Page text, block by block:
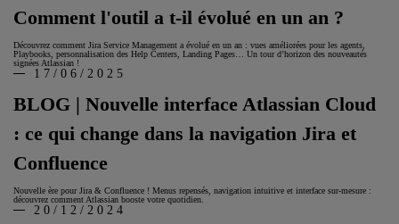
Comment l'outil a t-il évolué en un an ?
Découvrez comment Jira Service Management a évolué en un an : vues améliorées pour les agents,
Playbooks, personnalisation des Help Centers, Landing Pages… Un tour d’horizon des nouveautés
signées Atlassian !
BLOG | Nouvelle interface Atlassian Cloud
: ce qui change dans la navigation Jira et
Confluence
17/06/2025
Nouvelle ère pour Jira & Confluence ! Menus repensés, navigation intuitive et interface sur-mesure :
découvrez comment Atlassian booste votre quotidien.
20/12/2024